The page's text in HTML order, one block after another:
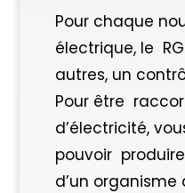
Pour chaque
électrique, le
autres, un
Pour être
d’électricité,
pouvoir
d’un